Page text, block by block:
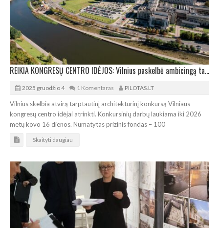
REIKIA KONGRESŲ CENTRO IDĖJOS: Vilnius paskelbė ambicingą tarptautinį architektūros konkursą
2025 gruodžio 4 1 Komentaras PILOTAS.LT
Vilnius skelbia atvirą tarptautinį architektūrinį konkursą Vilniaus
kongresų centro idėjai atrinkti. Konkursinių darbų laukiama iki 2026
metų kovo 16 dienos. Numatytas prizinis fondas – 100
Skaityti daugiau